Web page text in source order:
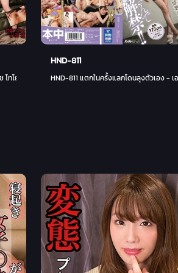
โยนากะ
HND-811
HND-811 แตกในครั้งแลกโดนลุงตัวเอง - เอ